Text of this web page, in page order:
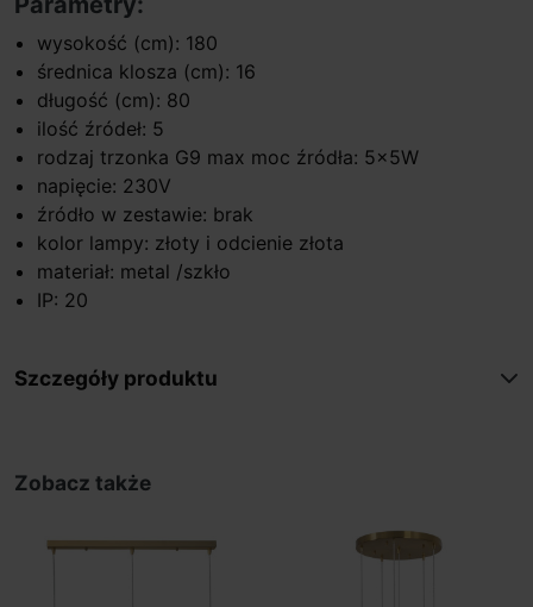
wysokość (cm): 180
średnica klosza (cm): 16
długość (cm): 80
ilość źródeł: 5
rodzaj trzonka G9 max moc źródła: 5x5W
napięcie: 230V
źródło w zestawie: brak
kolor lampy: złoty i odcienie złota
materiał: metal /szkło
IP: 20
Szczegóły produktu
Zobacz także